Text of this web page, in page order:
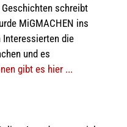
schreibt
MiGMACHEN ins
Interessierten die
und es
gibt es hier ...